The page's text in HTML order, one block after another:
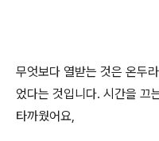
무엇보다 열받는 것은 온두
었다는 것입니다. 시간을 끄
타까웠어요,